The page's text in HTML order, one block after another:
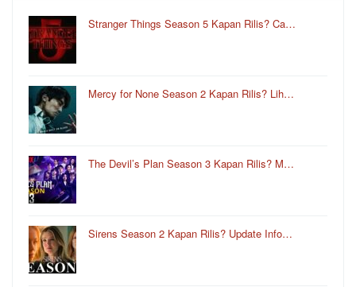
Stranger Things Season 5 Kapan Rilis? Ca…
Mercy for None Season 2 Kapan Rilis? Lih…
The Devil’s Plan Season 3 Kapan Rilis? M…
Sirens Season 2 Kapan Rilis? Update Info…